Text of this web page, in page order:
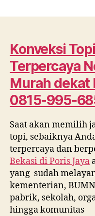
Konveksi
Terpercaya
Murah dekat
0815-995-
Saat akan memilih
topi, sebaiknya
terpercaya dan
Bekasi diPoris Jaya
yang sudah
kementerian,
pabrik, sekolah,
hingga komunitas